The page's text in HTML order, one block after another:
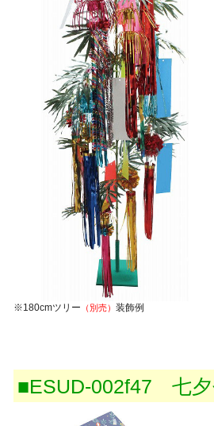
※180cmツリー （別売） 装飾例
■ESUD-002f47 七